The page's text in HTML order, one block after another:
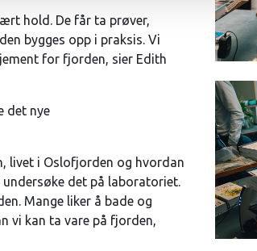
hold. De får ta prøver,
bygges opp i praksis. Vi
for fjorden, sier Edith
det nye
livet i Oslofjorden og hvordan
det på laboratoriet.
Mange liker å bade og
vi kan ta vare på fjorden,